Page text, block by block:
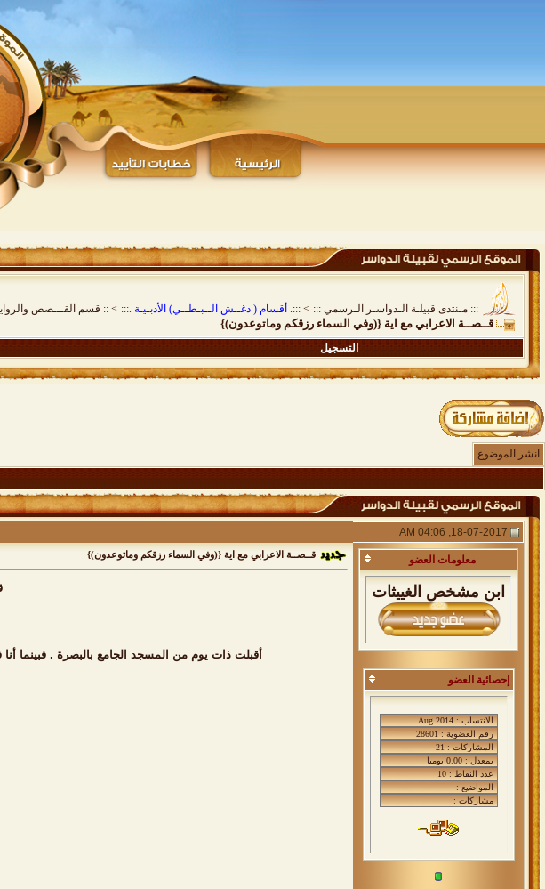
::: مـنتدى قبيلـة الـدواسـر الـرسمي ::: > :::. أقسام ( دغــش الــبـطــي) الأدبـيـة .::: > :: قسم القـــصص
قــصــة الاعرابي مع اية {(وفي السماء رزقكم وماتوعدون)}
التسجيل
انشر الموضوع
معلومات العضو
ابن مشخص الغييثات
إحصائية العضو
قــصــة الاعرابي مع اية {(وفي السماء رزقكم وماتوعدون)}